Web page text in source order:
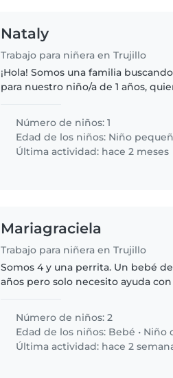
Nataly
Trabajo para niñera en Trujillo
¡Hola! Somos una familia
para nuestro niño/a de 1 años,
se sienta cómodo/a..
Número de niños: 1
Edad de los niños: Niño
Última actividad: hace 2 meses
Mariagraciela
Trabajo para niñera en Trujillo
Somos 4 y una perrita. Un bebé
años pero solo necesito ayuda
Número de niños: 2
Edad de los niños: Bebé • Niño
Última actividad: hace 2